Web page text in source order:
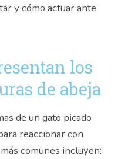
y cómo actuar ante
los
de abeja
de un gato picado
reaccionar con
comunes incluyen: